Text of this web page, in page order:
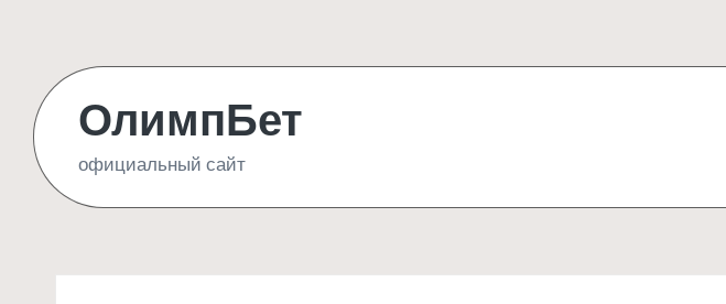
content
ОлимпБет
официальный сайт